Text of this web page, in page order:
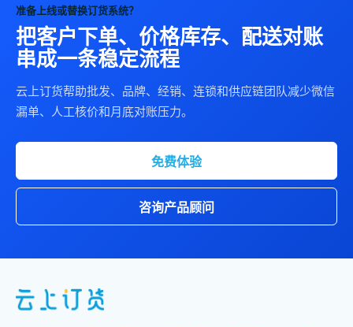
准备上线或替换订货系统？
把客户下单、价格库存、配送对账
串成一条稳定流程
云上订货帮助批发、品牌、经销、连锁和供应链团队减少微信
漏单、人工核价和月底对账压力。
免费体验
咨询产品顾问